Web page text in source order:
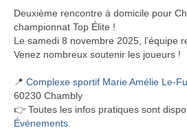
Deuxième rencontre à domicile pour
championnat Top Élite !
Le samedi 8 novembre 2025, l’équipe
Venez nombreux soutenir les joueurs !
📍 Complexe sportif Marie Amélie Le-
60230 Chambly
👉 Toutes les infos pratiques sont
Événements.